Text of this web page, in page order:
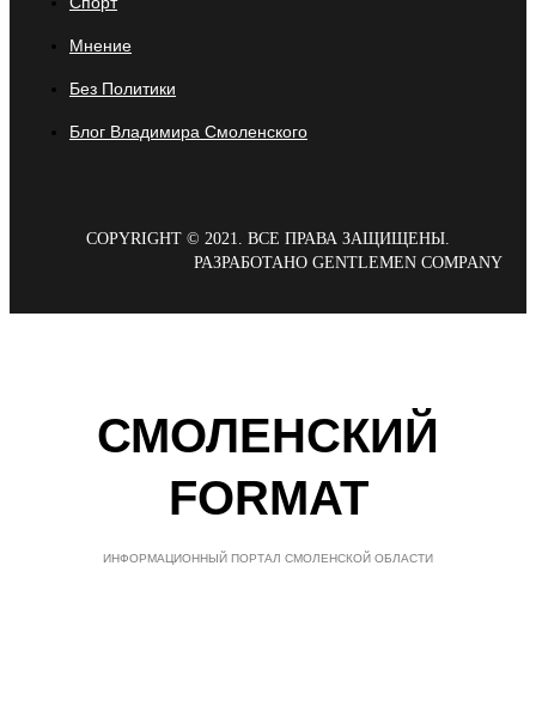
Мнение
Без Политики
Блог Владимира Смоленского
COPYRIGHT © 2021. ВСЕ ПРАВА ЗАЩИЩЕНЫ.
РАЗРАБОТАНО GENTLEMEN COMPANY
СМОЛЕНСКИЙ
FORMAT
ИНФОРМАЦИОННЫЙ ПОРТАЛ СМОЛЕНСКОЙ ОБЛАСТИ